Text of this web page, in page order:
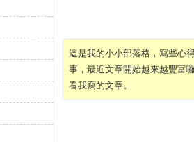
這是我的小小部落格，寫些心
事，最近文章開始越來越豐富
看我寫的文章。